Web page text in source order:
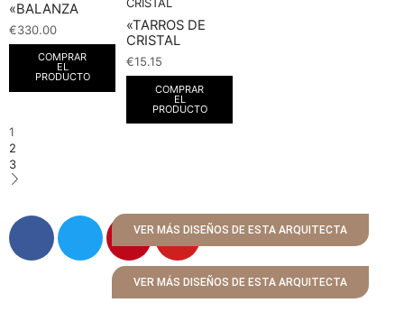
«BALANZA
€330.00
COMPRAR
EL
PRODUCTO
«TARROS DE
CRISTAL
€15.15
COMPRAR
EL
PRODUCTO
1
2
3
VER MÁS DISEÑOS DE ESTA ARQUITECTA
VER MÁS DISEÑOS DE ESTA ARQUITECTA